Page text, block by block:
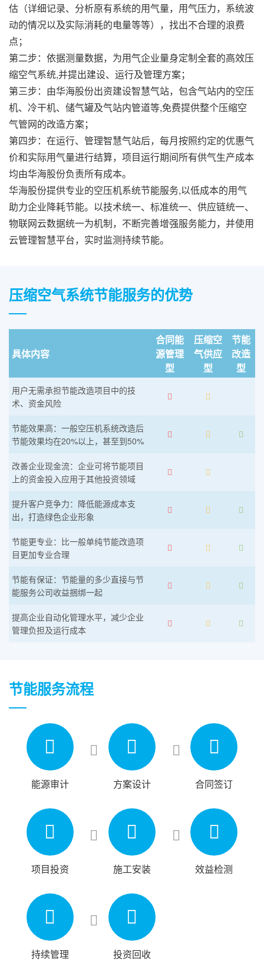
估（详细记录、分析原有系统的用气量，用气压力，系统波
动的情况以及实际消耗的电量等等），找出不合理的浪费
点；
第二步：依据测量数据，为用气企业量身定制全套的高效压
缩空气系统,并提出建设、运行及管理方案；
第三步：由华海股份出资建设智慧气站，包含气站内的空压
机、冷干机、储气罐及气站内管道等,免费提供整个压缩空
气管网的改造方案；
第四步：在运行、管理智慧气站后，每月按照约定的优惠气
价和实际用气量进行结算，项目运行期间所有供气生产成本
均由华海股份负责所有成本。
华海股份提供专业的空压机系统节能服务,以低成本的用气
助力企业降耗节能。以技术统一、标准统一、供应链统一、
物联网云数据统一为机制，不断完善增强服务能力，并使用
云管理智慧平台，实时监测持续节能。
压缩空气系统节能服务的优势
具体内容
合同能
源管理
型
压缩空
气供应
型
节能
改造
型
用户无需承担节能改造项目中的技
术、资金风险
节能效果高：一般空压机系统改造后
节能效果均在20%以上，甚至到50%
改善企业现金流：企业可将节能项目
上的资金投入应用于其他投资领域
提升客户竞争力：降低能源成本支
出，打造绿色企业形象
节能更专业：比一般单纯节能改造项
目更加专业合理
节能有保证：节能量的多少直接与节
能服务公司收益捆绑一起
提高企业自动化管理水平，减少企业
管理负担及运行成本
节能服务流程
能源审计 方案设计 合同签订
项目投资 施工安装 效益检测
持续管理 投资回收